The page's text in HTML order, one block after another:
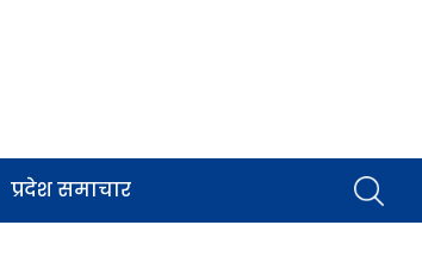
प्रदेश समाचार